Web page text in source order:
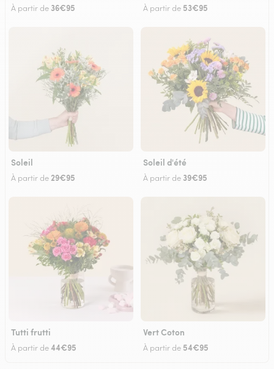
À partir de 36€95 À partir de 53€95
Soleil
À partir de 29€95
Soleil d'été
À partir de 39€95
Tutti frutti
À partir de44€95
Vert Coton
À partir de 54€95